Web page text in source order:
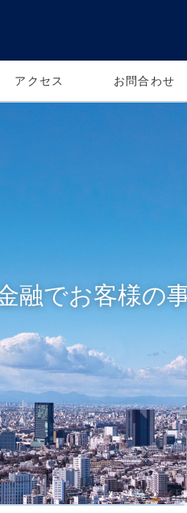
アクセス お問合わせ
融でお客様の